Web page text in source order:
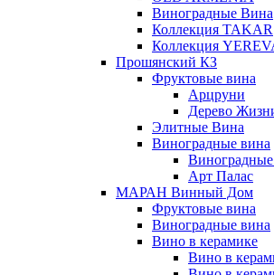
Виноградные Вина
Коллекция TAKAR
Коллекция
Прошянский КЗ
Фруктовые вина
Арцруни
Дерево
Элитные Вина
Виноградные вина
Арт Палас
МАРАН Винный Дом
Фруктовые вина
Виноградные вина
Вино в керамике
Вино в